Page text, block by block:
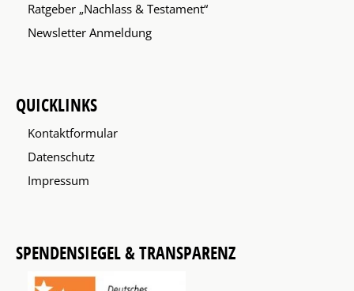
Ratgeber „Nachlass & Testament“
Newsletter Anmeldung
QUICKLINKS
Kontaktformular
Datenschutz
Impressum
SPENDENSIEGEL & TRANSPARENZ